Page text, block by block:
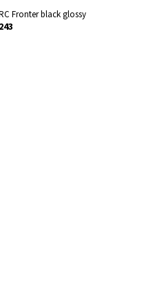
Fronter black glossy